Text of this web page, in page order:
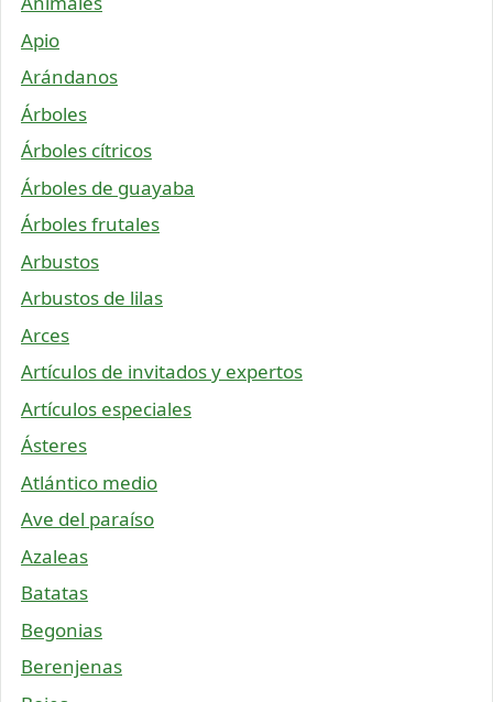
Apio
Arándanos
Árboles
Árboles cítricos
Árboles de guayaba
Árboles frutales
Arbustos
Arbustos de lilas
Arces
Artículos de invitados y expertos
Artículos especiales
Ásteres
Atlántico medio
Ave del paraíso
Azaleas
Batatas
Begonias
Berenjenas